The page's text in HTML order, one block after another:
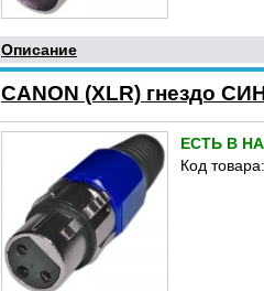
Описание
CANON (XLR) гнездо
ЕСТЬ В
Код товара: